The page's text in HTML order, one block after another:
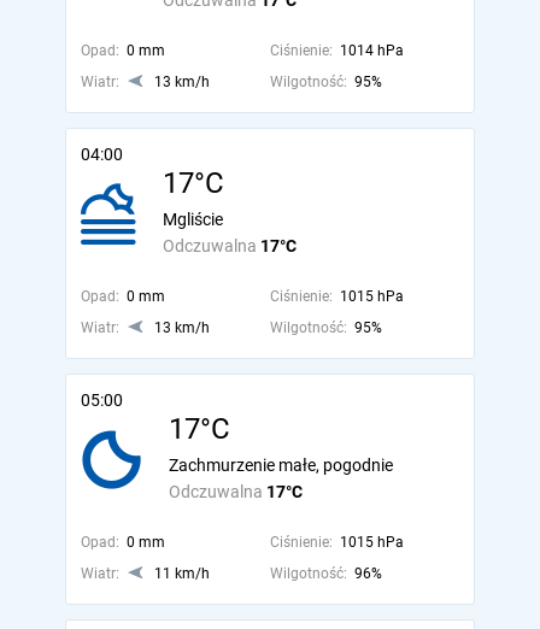
Opad: 0 mm Ciśnienie: 1014 hPa
Wiatr:
13 km/h Wilgotność: 95%
04:00
17°C
Odczuwalna 17°C
Mgliście
Opad: 0 mm Ciśnienie: 1015 hPa
Wiatr:
13 km/h Wilgotność: 95%
05:00
17°C
Odczuwalna 17°C
Zachmurzenie małe, pogodnie
Opad: 0 mm Ciśnienie: 1015 hPa
Wiatr:
11 km/h Wilgotność: 96%